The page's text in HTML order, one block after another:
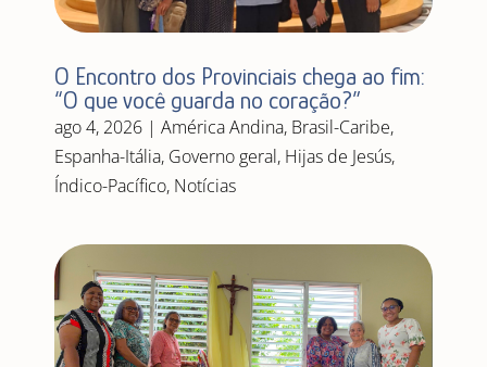
O Encontro dos Provinciais chega ao fim:
“O que você guarda no coração?”
ago 4, 2026| América Andina, Brasil-Caribe,
Espanha-Itália, Governo geral, Hijas de Jesús,
Índico-Pacífico, Notícias